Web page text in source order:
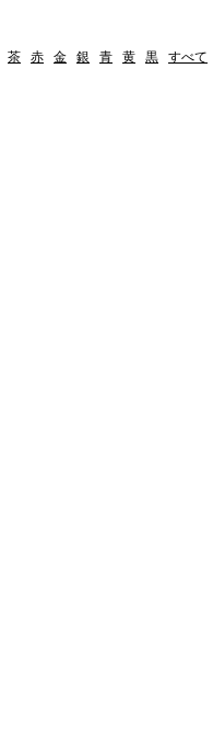
茶 赤 金 銀 青 黄 黒 すべて